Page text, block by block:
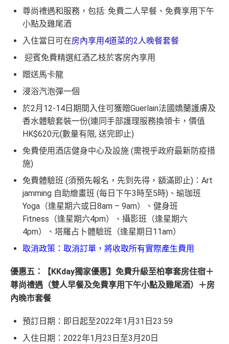
尊尚禮遇和服務，包括: 免費二人早餐、免費享用下午
小點及雞尾酒
入住當日可在房內享用4道菜的2人晚餐套餐
迎賓免費精選紅酒乙枝於客房內享用
贈送馬卡龍
浸浴汽泡彈一個
於2月12-14日期間入住可獲贈Guerlain法國嬌蘭護膚及
香水體驗套裝一份(連同手部護理服務換領卡，價值
HK$620元(數量有限, 送完即止)
免費使用酒店健身中心及設施 (需視乎政府最新防疫措
施)
免費體驗班 (須預先報名，先到先得，額滿即止)：Art
jamming 自助繪畫班 (每日下午3時至5時)、瑜珈班
Yoga（逢星期六或日8am – 9am）、健身班
Fitness（逢星期六4pm）、攝影班（逢星期六
4pm）、塔羅占卜體驗班（逢星期日11am）
取消政策：取消訂單，將收取所有實際產生費用
優惠五：【KKday獨家優惠】免費升級至柏寧套房住宿＋
尊尚禮遇（雙人早餐及免費享用下午小點及雞尾酒）＋房
內晚市套餐
預訂日期：即日起至2022年1月31日23:59
入住日期：2022年1月23日至3月20日